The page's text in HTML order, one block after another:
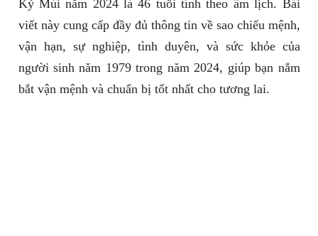
Kỷ Mùi năm 2024 là 46 tuổi tính theo âm lịch. Bài
viết này cung cấp đầy đủ thông tin về sao chiếu mệnh,
vận hạn, sự nghiệp, tình duyên, và sức khỏe của
người sinh năm 1979 trong năm 2024, giúp bạn nắm
bắt vận mệnh và chuẩn bị tốt nhất cho tương lai.